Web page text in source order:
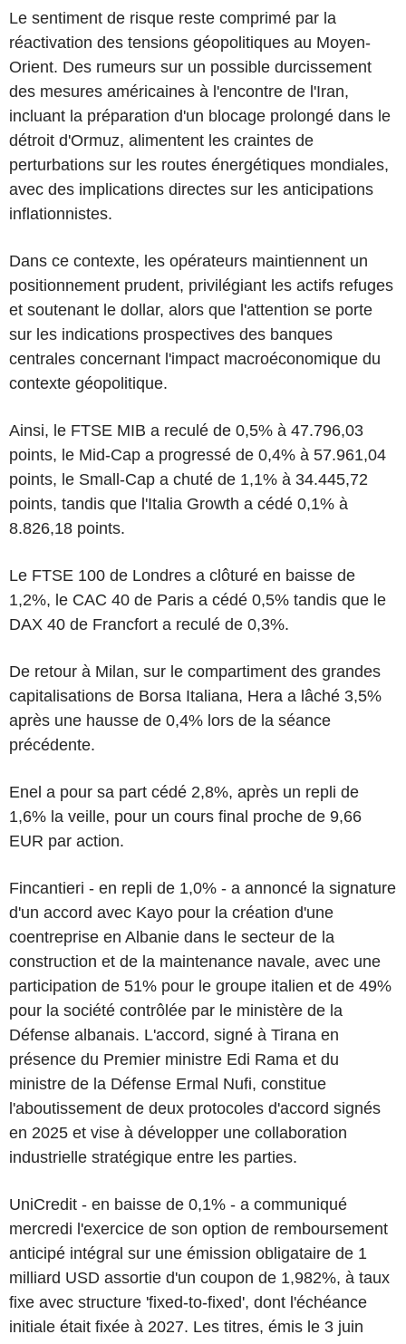
Le sentiment de risque reste comprimé par la
réactivation des tensions géopolitiques au Moyen-
Orient. Des rumeurs sur un possible durcissement
des mesures américaines à l'encontre de l'Iran,
incluant la préparation d'un blocage prolongé dans le
détroit d'Ormuz, alimentent les craintes de
perturbations sur les routes énergétiques mondiales,
avec des implications directes sur les anticipations
inflationnistes.
Dans ce contexte, les opérateurs maintiennent un
positionnement prudent, privilégiant les actifs refuges
et soutenant le dollar, alors que l'attention se porte
sur les indications prospectives des banques
centrales concernant l'impact macroéconomique du
contexte géopolitique.
Ainsi, le FTSE MIB a reculé de 0,5% à 47.796,03
points, le Mid-Cap a progressé de 0,4% à 57.961,04
points, le Small-Cap a chuté de 1,1% à 34.445,72
points, tandis que l'Italia Growth a cédé 0,1% à
8.826,18 points.
Le FTSE 100 de Londres a clôturé en baisse de
1,2%, le CAC 40 de Paris a cédé 0,5% tandis que le
DAX 40 de Francfort a reculé de 0,3%.
De retour à Milan, sur le compartiment des grandes
capitalisations de Borsa Italiana, Hera a lâché 3,5%
après une hausse de 0,4% lors de la séance
précédente.
Enel a pour sa part cédé 2,8%, après un repli de
1,6% la veille, pour un cours final proche de 9,66
EUR par action.
Fincantieri - en repli de 1,0% - a annoncé la signature
d'un accord avec Kayo pour la création d'une
coentreprise en Albanie dans le secteur de la
construction et de la maintenance navale, avec une
participation de 51% pour le groupe italien et de 49%
pour la société contrôlée par le ministère de la
Défense albanais. L'accord, signé à Tirana en
présence du Premier ministre Edi Rama et du
ministre de la Défense Ermal Nufi, constitue
l'aboutissement de deux protocoles d'accord signés
en 2025 et vise à développer une collaboration
industrielle stratégique entre les parties.
UniCredit - en baisse de 0,1% - a communiqué
mercredi l'exercice de son option de remboursement
anticipé intégral sur une émission obligataire de 1
milliard USD assortie d'un coupon de 1,982%, à taux
fixe avec structure 'fixed-to-fixed', dont l'échéance
initiale était fixée à 2027. Les titres, émis le 3 juin